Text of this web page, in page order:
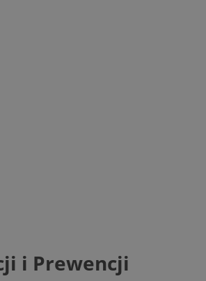
i Prewencji